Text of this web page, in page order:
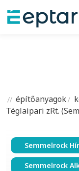
építőanyagok
Téglaipari zRt.
Semmelrock
Semmelrock